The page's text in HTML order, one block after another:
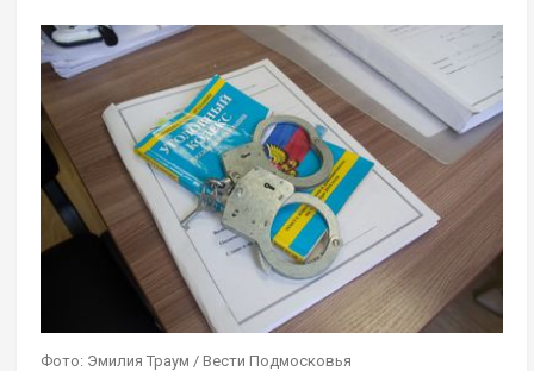
Фото: Эмилия Траум / Вести Подмосковья